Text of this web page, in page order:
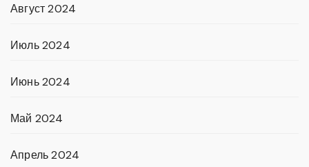
Август 2024
Июль 2024
Июнь 2024
Май 2024
Апрель 2024